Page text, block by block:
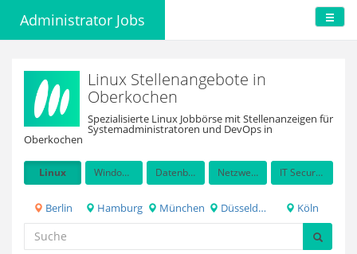
Administrator Jobs
Linux Stellenangebote in
Oberkochen
Spezialisierte Linux Jobbörse mit Stellenanzeigen für
Systemadministratoren und DevOps in
Oberkochen
Linux Windows Server Datenbanken Netzwerkadministration IT Security / Auditing
Berlin Hamburg München Düsseldorf Köln